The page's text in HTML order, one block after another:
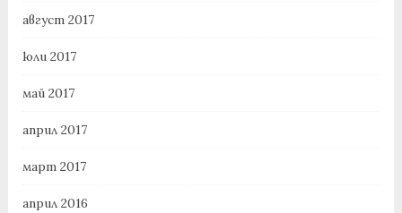
август 2017
юли 2017
май 2017
април 2017
март 2017
април 2016